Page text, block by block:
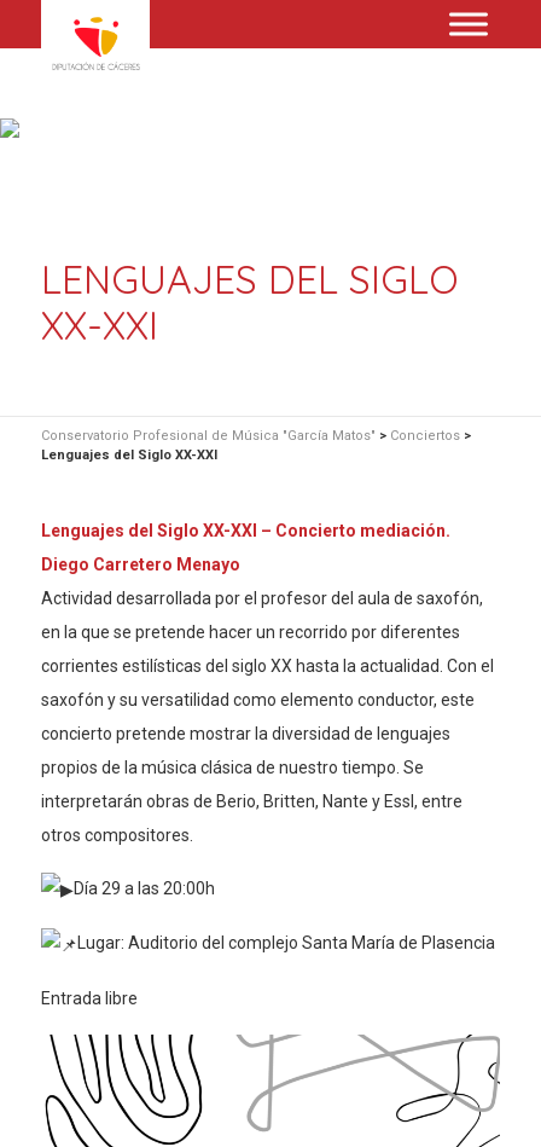
LENGUAJES DEL SIGLO
XX-XXI
Conservatorio Profesional de Música "García Matos" > Conciertos>
Lenguajes del Siglo XX-XXI
Lenguajes del Siglo XX-XXI – Concierto mediación.
Diego Carretero Menayo
Actividad desarrollada por el profesor del aula de saxofón,
en la que se pretende hacer un recorrido por diferentes
corrientes estilísticas del siglo XX hasta la actualidad. Con el
saxofón y su versatilidad como elemento conductor, este
concierto pretende mostrar la diversidad de lenguajes
propios de la música clásica de nuestro tiempo. Se
interpretarán obras de Berio, Britten, Nante y Essl, entre
otros compositores.
Día 29 a las 20:00h
Lugar: Auditorio del complejo Santa María de Plasencia
Entrada libre